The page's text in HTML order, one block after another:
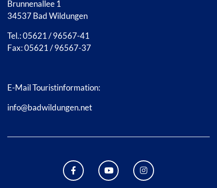
Brunnenallee 1
34537 Bad Wildungen
Tel.: 05621 / 96567-41
Fax: 05621 / 96567-37
E-Mail Touristinformation:
info@badwildungen.net
FACEBOOK BAD WILDUNGEN
YOUTUBE KANAL STADT
INSTAGRAM